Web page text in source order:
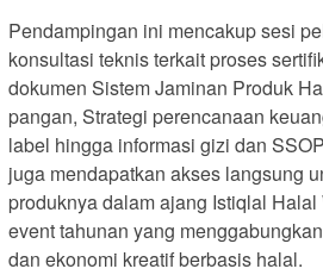
Pendampingan ini mencakup sesi
konsultasi teknis terkait proses
dokumen Sistem Jaminan Produk
pangan, Strategi perencanaan
label hingga informasi gizi dan
juga mendapatkan akses langsung
produknya dalam ajang Istiqlal
event tahunan yang
dan ekonomi kreatif berbasis halal.